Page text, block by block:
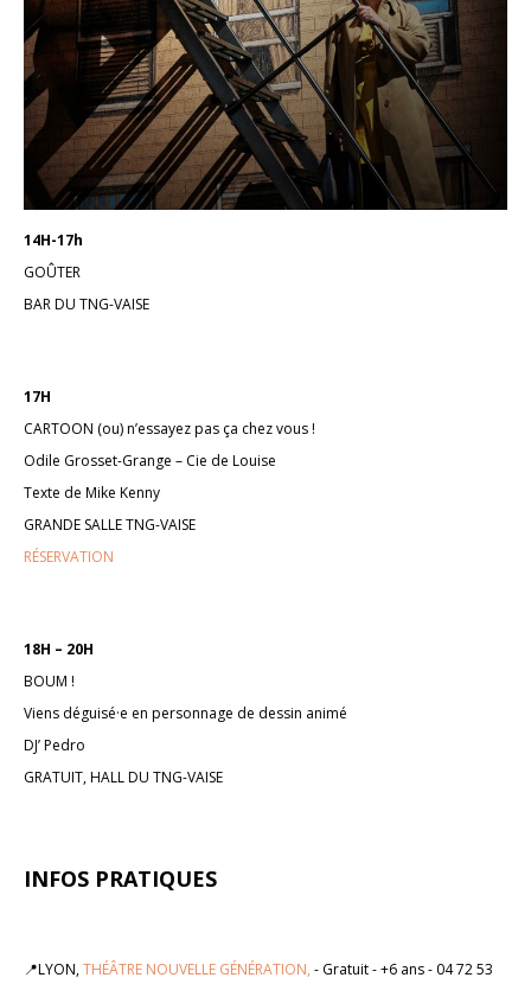
14H-17h
GOÛTER
BAR DU TNG-VAISE
17H
CARTOON (ou) n’essayez pas ça chez vous !
Odile Grosset-Grange – Cie de Louise
Texte de Mike Kenny
GRANDE SALLE TNG-VAISE
RÉSERVATION
18H – 20H
BOUM !
Viens déguisé·e en personnage de dessin animé
DJ’ Pedro
GRATUIT, HALL DU TNG-VAISE
INFOS PRATIQUES
📍LYON,THÉÂTRE NOUVELLE GÉNÉRATION, - Gratuit - +6 ans - 04 72 53